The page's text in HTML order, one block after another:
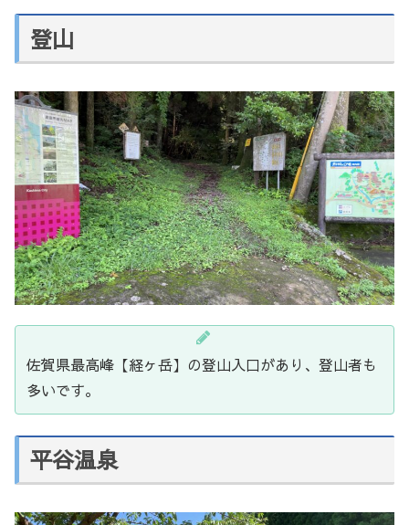
登山
佐賀県最高峰【経ヶ岳】の登山入口があり、登山者も
多いです。
平谷温泉